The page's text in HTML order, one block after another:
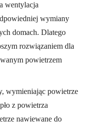
wentylacja
wymiany
domach. Dlatego
rozwiązaniem dla
powietrzem
wymieniając powietrze
z powietrza
nawiewane do